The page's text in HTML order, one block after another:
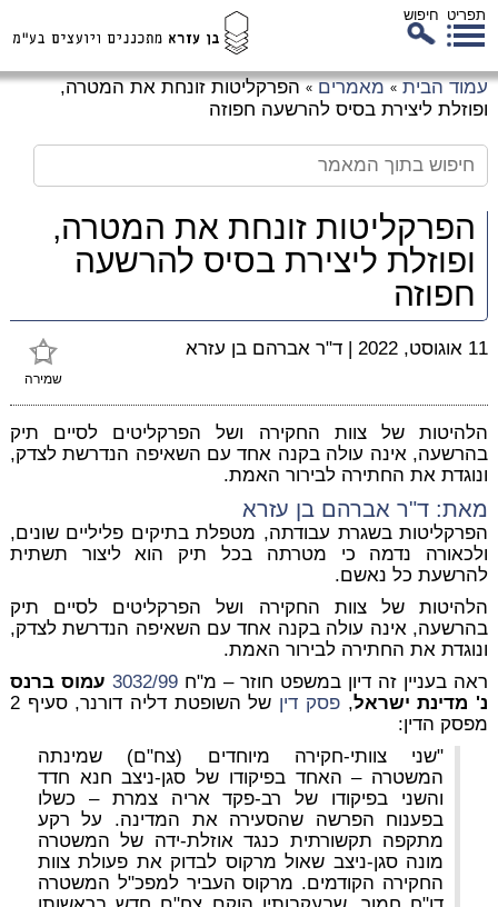
תפריט חיפוש
עמוד הבית » מאמרים » הפרקליטות זונחת את המטרה,
ופוזלת ליצירת בסיס להרשעה חפוזה
הפרקליטות זונחת את המטרה,
ופוזלת ליצירת בסיס להרשעה
חפוזה
שמירה
11 אוגוסט, 2022 | ד"ר אברהם בן עזרא
הלהיטות של צוות החקירה ושל הפרקליטים לסיים תיק
בהרשעה, אינה עולה בקנה אחד עם השאיפה הנדרשת לצדק,
ונוגדת את החתירה לבירור האמת.
מאת: ד"ר אברהם בן עזרא
הפרקליטות בשגרת עבודתה, מטפלת בתיקים פליליים שונים,
ולכאורה נדמה כי מטרתה בכל תיק הוא ליצור תשתית
להרשעת כל נאשם.
הלהיטות של צוות החקירה ושל הפרקליטים לסיים תיק
בהרשעה, אינה עולה בקנה אחד עם השאיפה הנדרשת לצדק,
ונוגדת את החתירה לבירור האמת.
ראה בעניין זה דיון במשפט חוזר – מ"ח3032/99 עמוס ברנס
נ' מדינת ישראל,פסק דין
של השופטת דליה דורנר, סעיף 2
מפסק הדין:
"שני צוותי-חקירה מיוחדים (צח"ם) שמינתה
המשטרה – האחד בפיקודו של סגן-ניצב חנא חדד
והשני בפיקודו של רב-פקד אריה צמרת – כשלו
בפענוח הפרשה שהסעירה את המדינה. על רקע
מתקפה תקשורתית כנגד אוזלת-ידה של המשטרה
מונה סגן-ניצב שאול מרקוס לבדוק את פעולת צוות
החקירה הקודמים. מרקוס העביר למפכ"ל המשטרה